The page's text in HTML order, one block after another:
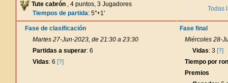
Tute cabrón , 4 puntos, 3 Jugadores
Tiempos de partida: 5"+1'
Todas
Fase de clasificación
Martes 27-Jun-2023, de 21:30 a 23:30
Partidas a superar: 6
Vidas: 6 [?]
Fase final
Miércoles 28-
Vidas: 3 [?]
Tiempo por
Premios